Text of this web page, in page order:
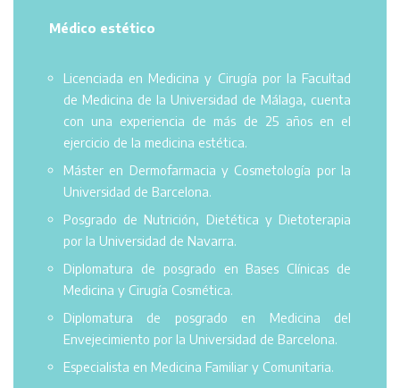
Médico estético
Licenciada en Medicina y Cirugía por la Facultad
de Medicina de la Universidad de Málaga, cuenta
con una experiencia de más de 25 años en el
ejercicio de la medicina estética.
Máster en Dermofarmacia y Cosmetología por la
Universidad de Barcelona.
Posgrado de Nutrición, Dietética y Dietoterapia
por la Universidad de Navarra.
Diplomatura de posgrado en Bases Clínicas de
Medicina y Cirugía Cosmética.
Diplomatura de posgrado en Medicina del
Envejecimiento por la Universidad de Barcelona.
Especialista en Medicina Familiar y Comunitaria.